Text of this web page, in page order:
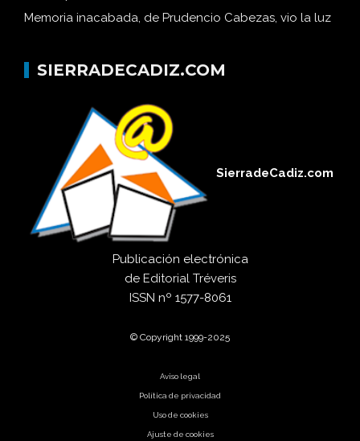
Memoria inacabada, de Prudencio Cabezas, vio la luz
SIERRADECADIZ.COM
SierradeCadiz.com
Publicación electrónica
de Editorial Tréveris
ISSN nº 1577-8061
© Copyright 1999-2025
Aviso legal
Política de privacidad
Uso de cookies
Ajuste de cookies